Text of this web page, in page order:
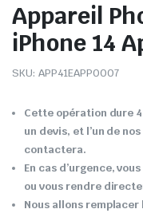
Appareil
iPhone 14
SKU: APP41EAPP0007
Cette opération dure
un devis, et l’un de
contactera.
En cas d’urgence,
ou vous rendre
Nous allons